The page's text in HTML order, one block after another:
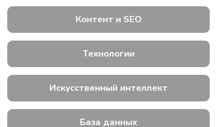
Контент и SEO
Технологии
Искусственный интеллект
База данных